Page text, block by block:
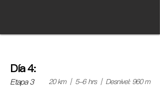
Día 4:
Etapa 3 20 km | 5-6 hrs | Desnivel: 960 m